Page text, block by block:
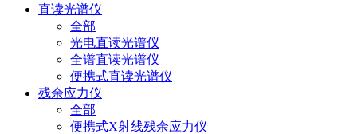
直读光谱仪
全部
光电直读光谱仪
全谱直读光谱仪
便携式直读光谱仪
残余应力仪
全部
便携式X射线残余应力仪